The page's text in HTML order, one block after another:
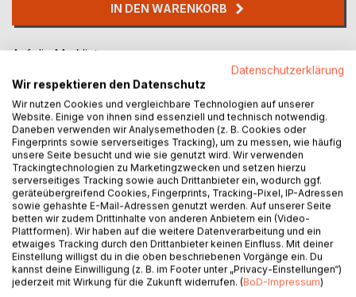
IN DEN WARENKORB
Auf die Merkliste
BESCHREIBUNG
Die Niederlande und Norwegen haben das Geheimnis des
Glücks entdeckt und teilen es endlich mit der Welt. Dieses
Geheimnis sind Niksen und Friluftsliv. Diese nordischen
Lifestyle-Phänomene haben die Welt im Sturm erobert und
Datenschutzerklärung
Wir respektieren den Datenschutz
Wir nutzen Cookies und vergleichbare Technologien auf unserer
Website. Einige von ihnen sind essenziell und technisch notwendig.
Daneben verwenden wir Analysemethoden (z. B. Cookies oder
Fingerprints sowie serverseitiges Tracking), um zu messen, wie häufig
unsere Seite besucht und wie sie genutzt wird. Wir verwenden
Trackingtechnologien zu Marketingzwecken und setzen hierzu
serverseitiges Tracking sowie auch Drittanbieter ein, wodurch ggf.
geräteübergreifend Cookies, Fingerprints, Tracking-Pixel, IP-Adressen
sowie gehashte E-Mail-Adressen genutzt werden. Auf unserer Seite
betten wir zudem Drittinhalte von anderen Anbietern ein (Video-
Plattformen). Wir haben auf die weitere Datenverarbeitung und ein
etwaiges Tracking durch den Drittanbieter keinen Einfluss. Mit deiner
Einstellung willigst du in die oben beschriebenen Vorgänge ein. Du
kannst deine Einwilligung (z. B. im Footer unter „Privacy-Einstellungen“)
jederzeit mit Wirkung für die Zukunft widerrufen. (BoD-Impressum)